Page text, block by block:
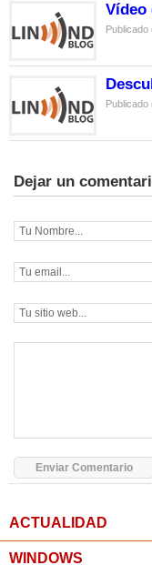
Vídeo
Publicado
Publicado
Dejar un
ACTUALIDAD
WINDOWS